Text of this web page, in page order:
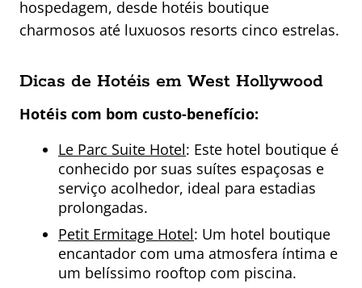
hospedagem, desde hotéis boutique
charmosos até luxuosos resorts cinco estrelas.
Dicas de Hotéis em West Hollywood
Hotéis com bom custo-benefício:
Le Parc Suite Hotel: Este hotel boutique é
conhecido por suas suítes espaçosas e
serviço acolhedor, ideal para estadias
prolongadas.
Petit Ermitage Hotel: Um hotel boutique
encantador com uma atmosfera íntima e
um belíssimo rooftop com piscina.